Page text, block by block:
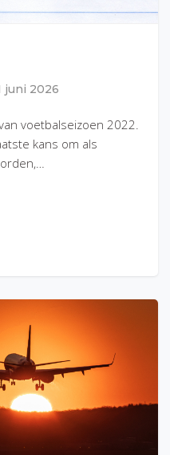
juni 2026
voetbalseizoen 2022.
kans om als